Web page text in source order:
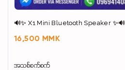
🔊✨ X1 Mini Bluetooth Speaker ✨🔊
16,500 MMK
အသစ်စက်စက်